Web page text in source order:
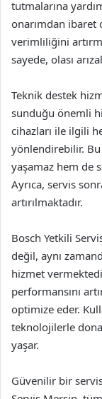
tutmalarına
onarımdan ibaret
verimliliğini
sayede, olası
Teknik destek
sunduğu önemli
cihazları ile ilgili
yönlendirebilir. Bu
yaşamaz hem de
Ayrıca, servis
artırılmaktadır.
Bosch Yetkili
değil, aynı
hizmet
performansını
optimize eder.
teknolojilerle
yaşar.
Güvenilir bir